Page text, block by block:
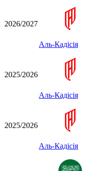
2026/2027
Аль-Кадісія
2025/2026
Аль-Кадісія
2025/2026
Аль-Кадісія